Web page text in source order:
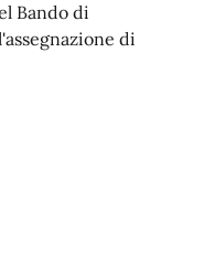
Bando di
di